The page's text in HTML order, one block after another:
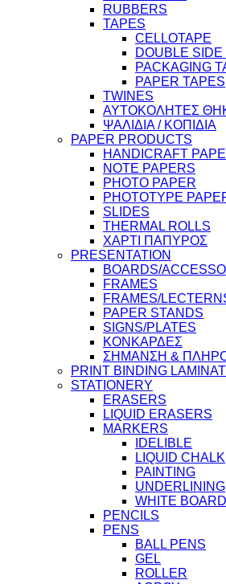
RUBBERS
TAPES
CELLOTAPE
DOUBLE SIDE
PACKAGING
PAPER TAPES
TWINES
ΑΥΤΟΚΟΛΗΤΕΣ
ΨΑΛΙΔΙΑ / ΚΟΠΙΔΙΑ
PAPER PRODUCTS
HANDICRAFT
NOTE PAPERS
PHOTO PAPER
PHOTOTYPE
SLIDES
THERMAL ROLLS
ΧΑΡΤΙ ΠΑΠΥΡΟΣ
PRESENTATION
BOARDS/
FRAMES
FRAMES/
PAPER STANDS
SIGNS/PLATES
ΚΟΝΚΑΡΔΕΣ
ΣΗΜΑΝΣΗ &
PRINT BINDING
STATIONERY
ERASERS
LIQUID ERASERS
MARKERS
IDELIBLE
LIQUID CHALK
PAINTING
UNDERLINING
WHITE BOARD
PENCILS
PENS
BALL PENS
GEL
ROLLER